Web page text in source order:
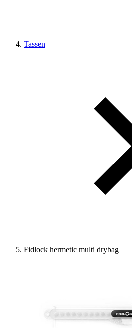
Tassen
Fidlock hermetic multi drybag